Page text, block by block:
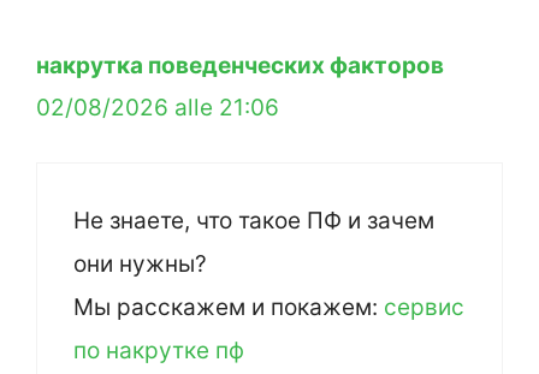
накрутка поведенческих факторов
02/08/2026 alle 21:06
Не знаете, что такое ПФ и зачем
они нужны?
Мы расскажем и покажем: сервис
по накрутке пф